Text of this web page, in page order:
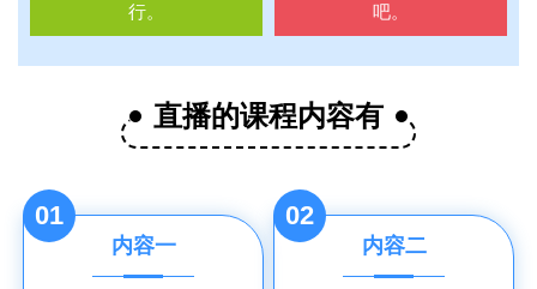
行。
吧。
直播的课程内容有
01
内容一
02
内容二